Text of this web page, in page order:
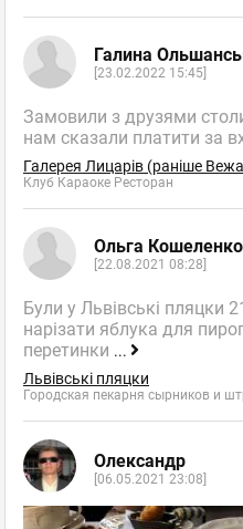
Галина
[23.02.2022 15:45]
Замовили з друзями
нам сказали платити за
Галерея Лицарів (раніше
Клуб Караоке Ресторан
Ольга Кошеленко
[22.08.2021 08:28]
Були у Львівські пляцки
нарізати яблука для
перетинки ...
Львівські пляцки
Городская пекарня сырников и
Олександр
[06.05.2021 23:08]